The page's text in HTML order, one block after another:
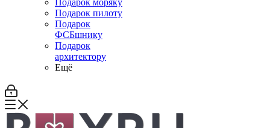
Подарок моряку
Подарок пилоту
Подарок
ФСБшнику
Подарок
архитектору
Ещё